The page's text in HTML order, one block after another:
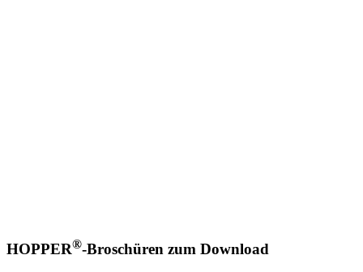
HOPPER®-Broschüren zum Download